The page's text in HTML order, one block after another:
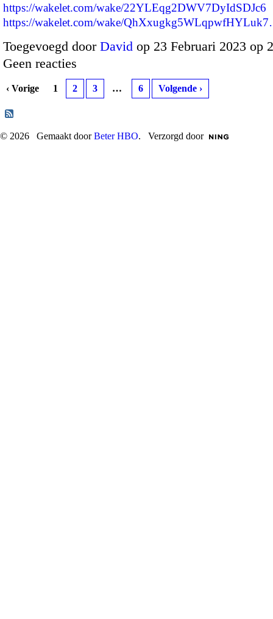
https://wakelet.com/wake/22YLEqg2DWV7DyIdSDJc6
https://wakelet.com/wake/
Toegevoegd door David op 23 Februari 2023 op
Geen reacties
‹ Vorige 1 2 3 … 6 Volgende ›
© 2026 Gemaakt doorBeter HBO. Verzorgd door